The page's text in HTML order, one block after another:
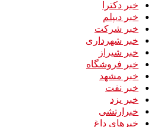
خبر دکترا
خبر دیپلم
خبر شرکت
خبر شهرداری
خبر شیراز
خبر فروشگاه
خبر مشهد
خبر نفت
خبر یزد
خبرارتشی
خبرهای داغ